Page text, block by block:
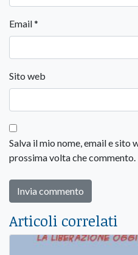
Email*
Sito web
Salva il mio nome, email e sito
prossima volta che commento.
Articoli correlati